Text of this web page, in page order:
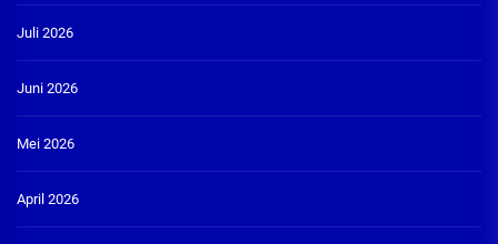
Juli 2026
Juni 2026
Mei 2026
April 2026